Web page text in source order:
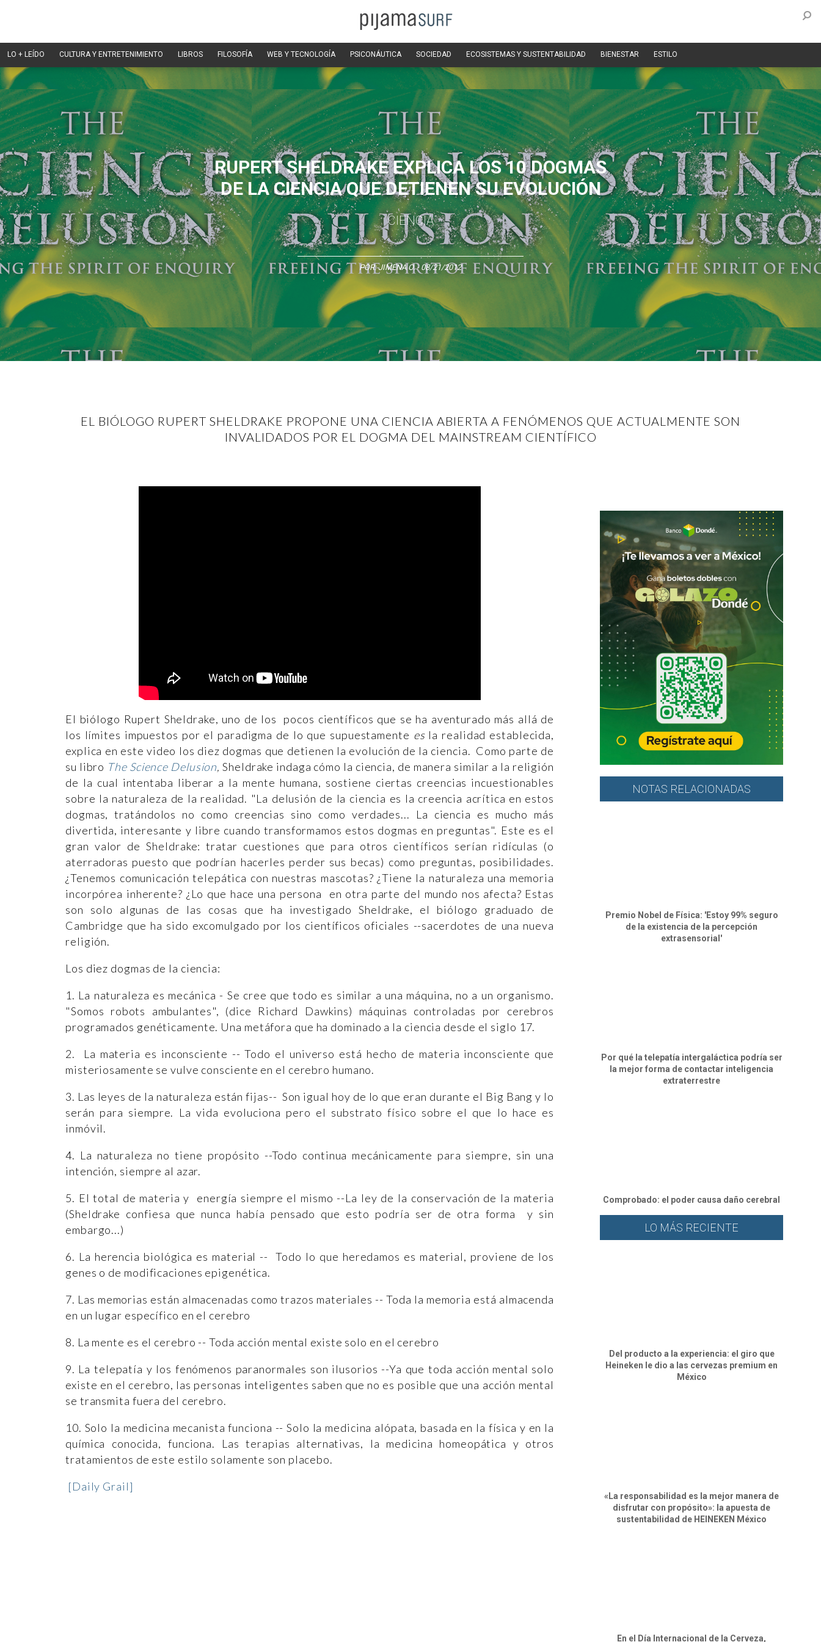
LO + LEÍDO CULTURA Y ENTRETENIMIENTO LIBROS FILOSOFÍA WEB Y TECNOLOGÍA PSICONÁUTICA SOCIEDAD ECOSISTEMAS Y SUSTENTABILIDAD BIENESTAR ESTILO
RUPERT SHELDRAKE EXPLICA LOS 10 DOGMAS
DE LA CIENCIA QUE DETIENEN SU EVOLUCIÓN
CIENCIA
POR:JIMENA O.- 08/21/2012
EL BIÓLOGO RUPERT SHELDRAKE PROPONE UNA CIENCIA ABIERTA A FENÓMENOS QUE ACTUALMENTE SON
INVALIDADOS POR EL DOGMA DEL MAINSTREAM CIENTÍFICO
El biólogo Rupert Sheldrake, uno de los pocos científicos que se ha aventurado más allá de
los límites impuestos por el paradigma de lo que supuestamente es la realidad establecida,
explica en este video los diez dogmas que detienen la evolución de la ciencia. Como parte de
su libro The Science Delusion,Sheldrake indaga cómo la ciencia, de manera similar a la religión
de la cual intentaba liberar a la mente humana, sostiene ciertas creencias incuestionables
sobre la naturaleza de la realidad. "La delusión de la ciencia es la creencia acrítica en estos
dogmas, tratándolos no como creencias sino como verdades... La ciencia es mucho más
divertida, interesante y libre cuando transformamos estos dogmas en preguntas". Este es el
gran valor de Sheldrake: tratar cuestiones que para otros científicos serían ridículas (o
aterradoras puesto que podrían hacerles perder sus becas) como preguntas, posibilidades.
¿Tenemos comunicación telepática con nuestras mascotas? ¿Tiene la naturaleza una memoria
incorpórea inherente? ¿Lo que hace una persona en otra parte del mundo nos afecta? Estas
son solo algunas de las cosas que ha investigado Sheldrake, el biólogo graduado de
Cambridge que ha sido excomulgado por los científicos oficiales --sacerdotes de una nueva
religión.
Los diez dogmas de la ciencia:
1. La naturaleza es mecánica - Se cree que todo es similar a una máquina, no a un organismo.
"Somos robots ambulantes", (dice Richard Dawkins) máquinas controladas por cerebros
programados genéticamente. Una metáfora que ha dominado a la ciencia desde el siglo 17.
2. La materia es inconsciente -- Todo el universo está hecho de materia inconsciente que
misteriosamente se vulve consciente en el cerebro humano.
3. Las leyes de la naturaleza están fijas-- Son igual hoy de lo que eran durante el Big Bang y lo
serán para siempre. La vida evoluciona pero el substrato físico sobre el que lo hace es
inmóvil.
4. La naturaleza no tiene propósito --Todo continua mecánicamente para siempre, sin una
intención, siempre al azar.
5. El total de materia y energía siempre el mismo --La ley de la conservación de la materia
(Sheldrake confiesa que nunca había pensado que esto podría ser de otra forma y sin
embargo...)
6. La herencia biológica es material -- Todo lo que heredamos es material, proviene de los
genes o de modificaciones epigenética.
7. Las memorias están almacenadas como trazos materiales -- Toda la memoria está almacenda
en un lugar específico en el cerebro
8. La mente es el cerebro -- Toda acción mental existe solo en el cerebro
9. La telepatía y los fenómenos paranormales son ilusorios --Ya que toda acción mental solo
existe en el cerebro, las personas inteligentes saben que no es posible que una acción mental
se transmita fuera del cerebro.
10. Solo la medicina mecanista funciona -- Solo la medicina alópata, basada en la física y en la
química conocida, funciona. Las terapias alternativas, la medicina homeopática y otros
tratamientos de este estilo solamente son placebo.
[Daily Grail]
NOTAS RELACIONADAS
Premio Nobel de Física: 'Estoy 99% seguro
de la existencia de la percepción
extrasensorial'
Por qué la telepatía intergaláctica podría ser
la mejor forma de contactar inteligencia
extraterrestre
Comprobado: el poder causa daño cerebral
LO MÁS RECIENTE
Del producto a la experiencia: el giro que
Heineken le dio a las cervezas premium en
México
«La responsabilidad es la mejor manera de
disfrutar con propósito»: la apuesta de
sustentabilidad de HEINEKEN México
En el Día Internacional de la Cerveza,